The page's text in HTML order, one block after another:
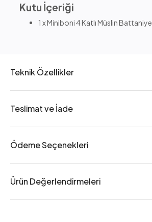
Kutu İçeriği
1 x Miniboni 4 Katlı Müslin Battaniye
Teknik Özellikler
Teslimat ve İade
Ödeme Seçenekleri
Ürün Değerlendirmeleri